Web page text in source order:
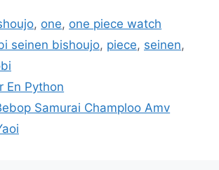
, one, one piece watch
seinen bishoujo, piece, seinen,
En Python
Samurai Champloo Amv